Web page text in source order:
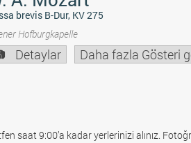
brevis B-Dur, KV 275
Hofburgkapelle
Detaylar Daha fazla Gösteri
saat 9:00’a kadar yerlerinizi alınız.